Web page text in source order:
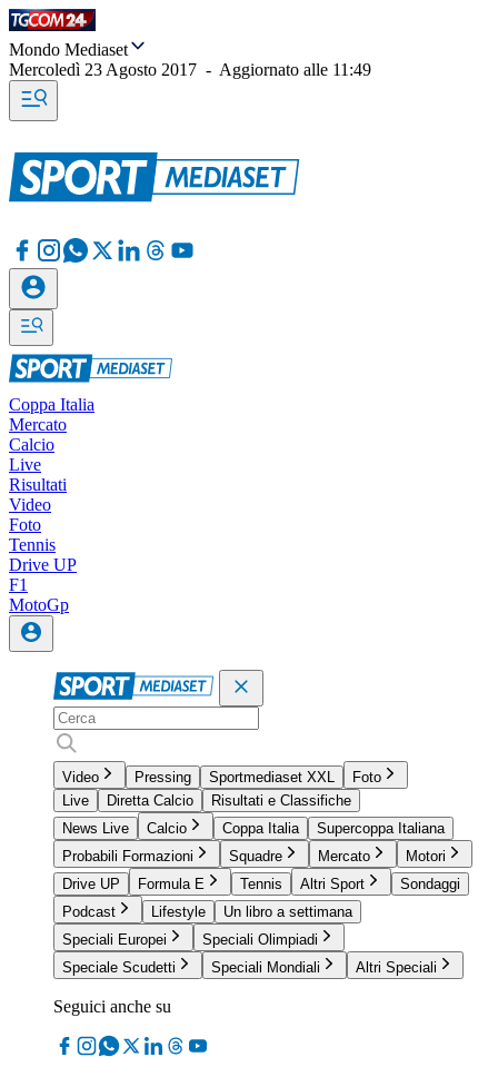
Mondo Mediaset
Mercoledì 23 Agosto 2017 - Aggiornato alle 11:49
Coppa Italia
Mercato
Calcio
Live
Risultati
Video
Foto
Tennis
Drive UP
F1
MotoGp
Video Pressing Sportmediaset XXL
Foto
Live
Diretta Calcio
Risultati e Classifiche
News Live
Calcio Coppa Italia
Supercoppa Italiana
Probabili Formazioni
Squadre Mercato
Motori
Drive UP
Formula E Tennis Altri Sport
Sondaggi
Podcast
Lifestyle
Un libro a settimana
Speciali Europei
Speciali Olimpiadi
Speciale Scudetti
Speciali Mondiali Altri Speciali
Seguici anche su